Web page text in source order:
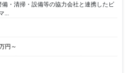
備・清掃・設備等の協力会社と連携したビ
...
円 ～